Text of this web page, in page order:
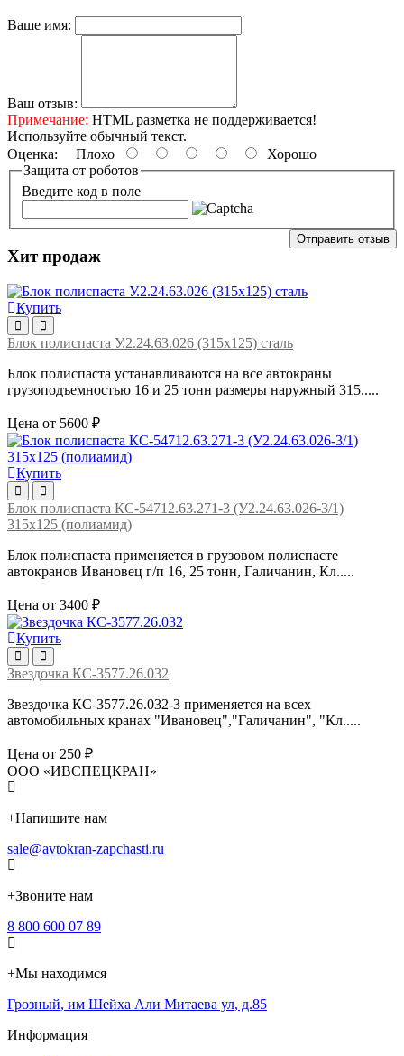
Ваше имя:
Ваш отзыв:
Примечание: HTML разметка не поддерживается!
Используйте обычный текст.
Оценка: Плохо
Хорошо
Защита от роботов
Введите код в поле
Отправить отзыв
Хит продаж
Купить
Блок полиспаста У.2.24.63.026 (315х125) сталь
Блок полиспаста устанавливаются на все автокраны
грузоподъемностью 16 и 25 тонн размеры наружный 315.....
Цена от 5600 ₽
Купить
Блок полиспаста КС-54712.63.271-3 (У2.24.63.026-3/1)
315х125 (полиамид)
Блок полиспаста применяется в грузовом полиспасте
автокранов Ивановец г/п 16, 25 тонн, Галичанин, Кл.....
Цена от 3400 ₽
Купить
Звездочка КС-3577.26.032
Звездочка КС-3577.26.032-3 применяется на всех
автомобильных кранах "Ивановец","Галичанин", "Кл.....
Цена от 250 ₽
ООО «ИВСПЕЦКРАН»
+Напишите нам
sale@avtokran-zapchasti.ru
+Звоните нам
8 800 600 07 89
+Мы находимся
Грозный, им Шейха Али Митаева ул, д.85
Информация